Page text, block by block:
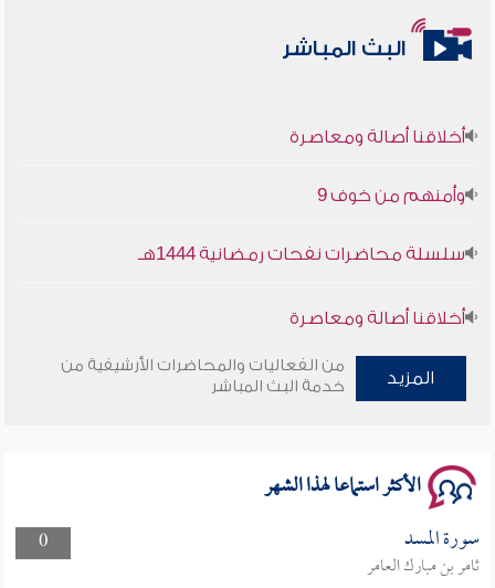
البث المباشر
أخلاقنا أصالة ومعاصرة
وأمنهم من خوف 9
سلسلة محاضرات نفحات رمضانية 1444هـ
أخلاقنا أصالة ومعاصرة
وأمنهم من خوف 9
المزيد
من الفعاليات والمحاضرات الأرشيفية من
خدمة البث المباشر
الأكثر استماعا لهذا الشهر
0 سورة المسد
ثامر بن مبارك العامر